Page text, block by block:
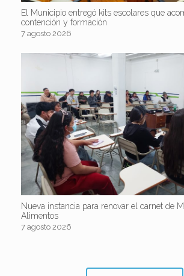
El Municipio entregó kits escolares que
contención y formación
7 agosto 2026
Nueva instancia para renovar el carnet de
Alimentos
7 agosto 2026